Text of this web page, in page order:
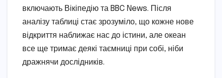
включають Вікіпедію та BBC News. Після
аналізу таблиці стає зрозуміло, що кожне нове
відкриття наближає нас до істини, але океан
все ще тримає деякі таємниці при собі, ніби
дражнячи дослідників.